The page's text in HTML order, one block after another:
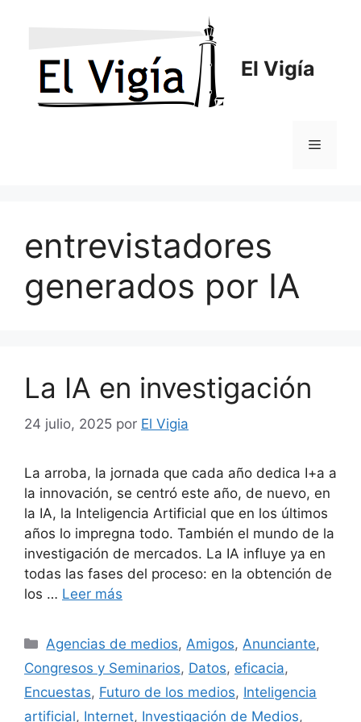
El Vigía
Menú
entrevistadores
generados por IA
La IA en investigación
24 julio, 2025 por El Vigia
La arroba, la jornada que cada año dedica I+a a
la innovación, se centró este año, de nuevo, en
la IA, la Inteligencia Artificial que en los últimos
años lo impregna todo. También el mundo de la
investigación de mercados. La IA influye ya en
todas las fases del proceso: en la obtención de
los … Leer más
Categorías
Agencias de medios, Amigos, Anunciante,
Congresos y Seminarios, Datos, eficacia,
Encuestas, Futuro de los medios, Inteligencia
artificial, Internet, Investigación de Medios,